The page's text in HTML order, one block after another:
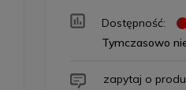
Dostępność:
Tymczasowo
zapytaj o